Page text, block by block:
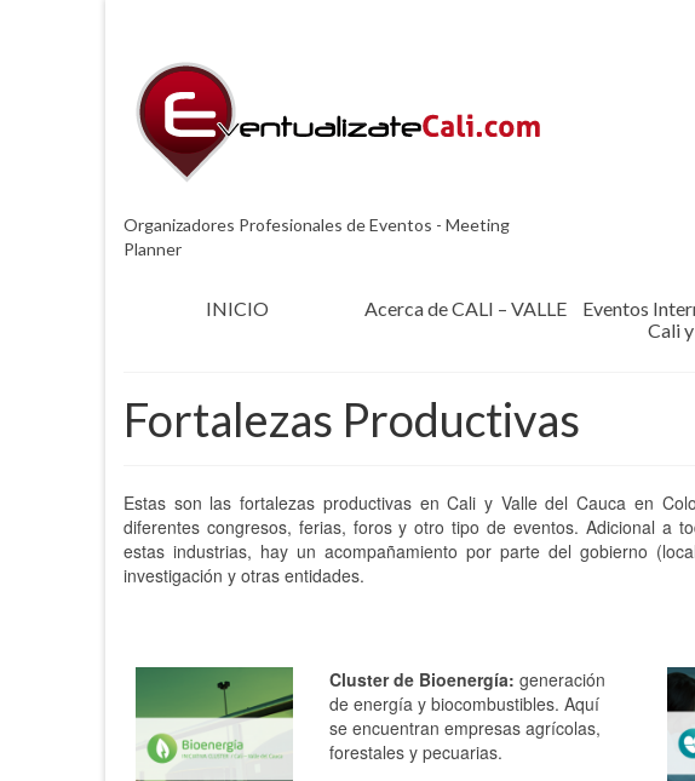
Organizadores Profesionales de Eventos - Meeting
Planner
INICIO Acerca de CALI – VALLE
Eventos
Cali
Fortalezas Productivas
Estas son las fortalezas productivas en Cali y Valle del Cauca en
diferentes congresos, ferias, foros y otro tipo de eventos. Adicional a
estas industrias, hay un acompañamiento por parte del gobierno
investigación y otras entidades.
Cluster de Bioenergía: generación
de energía y biocombustibles. Aquí
se encuentran empresas agrícolas,
forestales y pecuarias.